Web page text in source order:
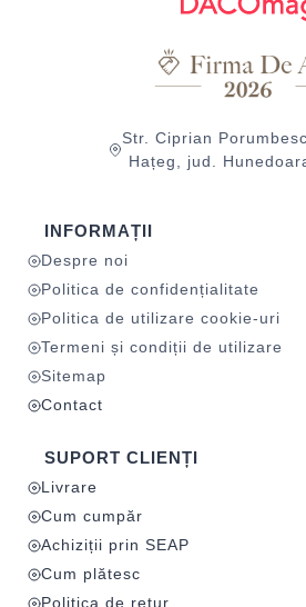
Str. Ciprian
Hațeg, jud.
INFORMAȚII
Despre noi
Politica de confidențialitate
Politica de utilizare cookie-uri
Termeni și condiții de utilizare
Sitemap
Contact
SUPORT CLIENȚI
Livrare
Cum cumpăr
Achiziții prin SEAP
Cum plătesc
Politica de retur